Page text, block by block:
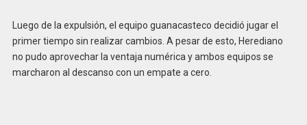
Luego de la expulsión, el equipo guanacasteco decidió jugar el
primer tiempo sin realizar cambios. A pesar de esto, Herediano
no pudo aprovechar la ventaja numérica y ambos equipos se
marcharon al descanso con un empate a cero.